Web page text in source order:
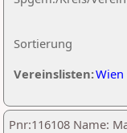
Sortierung
Vereinslisten:Wien
Pnr:116108 Name: